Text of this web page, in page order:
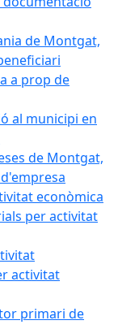
de Montgat,
a prop de
al municipi en
de Montgat,
econòmica
per activitat
activitat
primari de